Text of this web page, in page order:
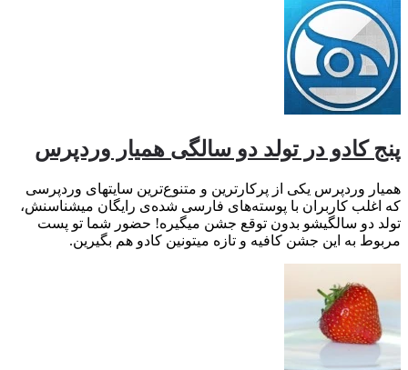
پنج کادو در تولد دو سالگی همیار وردپرس
همیار وردپرس یکی از پرکارترین و متنوع‌ترین سایتهای وردپرسی
که اغلب کاربران با پوسته‌های فارسی شده‌ی رایگان میشناسنش،
تولد دو سالگیشو بدون توقع جشن میگیره! حضور شما تو پست
مربوط به این جشن کافیه و تازه میتونین کادو هم بگیرین.